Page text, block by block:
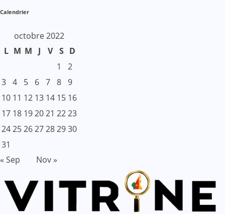
Calendrier
octobre 2022
L M M J V S D
1
2
3 4 5 6 7 8 9
10 11 12 13 14 15 16
17 18 192021 2223
24252627282930
31
« Sep
Nov »